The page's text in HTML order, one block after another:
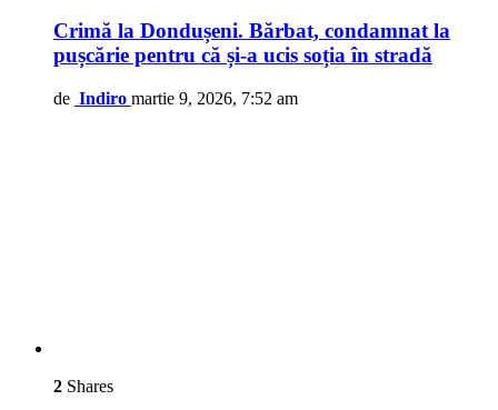
Crimă la Dondușeni. Bărbat, condamnat la
pușcărie pentru că și-a ucis soția în stradă
de Indiro martie 9, 2026, 7:52 am
2 Shares